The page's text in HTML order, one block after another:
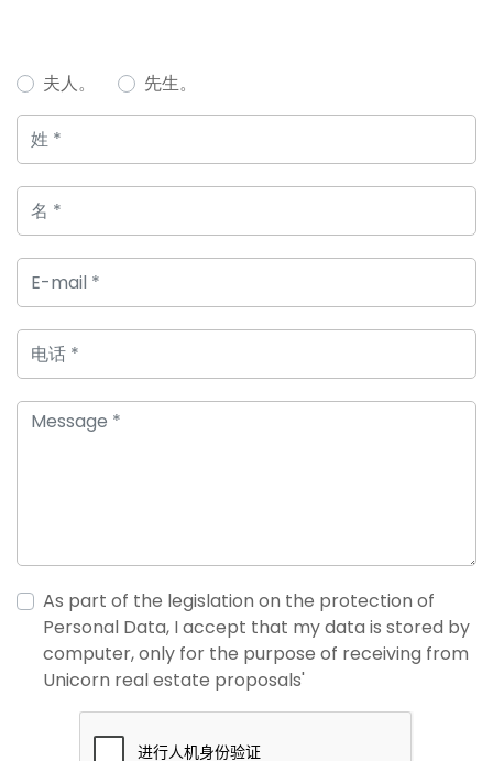
夫人。 先生。
As part of the legislation on the protection of
Personal Data, I accept that my data is stored by
computer, only for the purpose of receiving from
Unicorn real estate proposals'